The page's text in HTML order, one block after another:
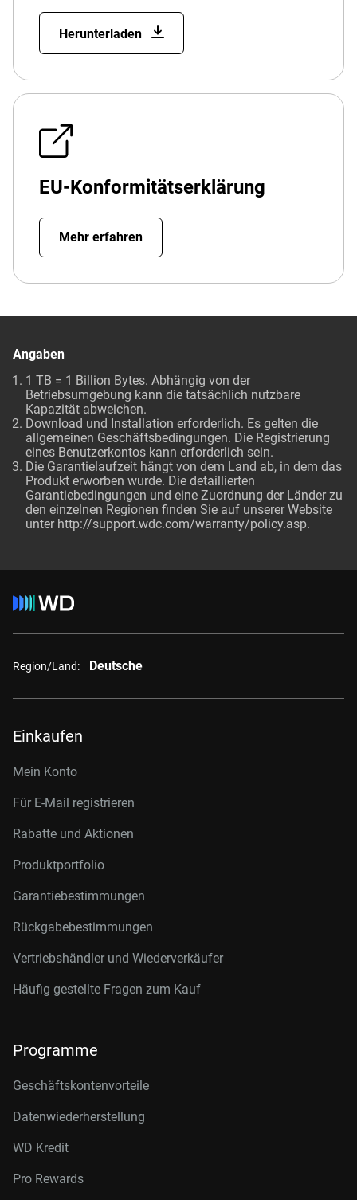
Herunterladen
EU-Konformitätserklärung
Mehr erfahren
Angaben
1 TB = 1 Billion Bytes. Abhängig von der
Betriebsumgebung kann die tatsächlich nutzbare
Kapazität abweichen.
Download und Installation erforderlich. Es gelten die
allgemeinen Geschäftsbedingungen. Die Registrierung
eines Benutzerkontos kann erforderlich sein.
Die Garantielaufzeit hängt von dem Land ab, in dem das
Produkt erworben wurde. Die detaillierten
Garantiebedingungen und eine Zuordnung der Länder zu
den einzelnen Regionen finden Sie auf unserer Website
unter http://support.wdc.com/warranty/policy.asp.
Region/Land: Deutsche
Einkaufen
Mein Konto
Für E-Mail registrieren
Rabatte und Aktionen
Produktportfolio
Garantiebestimmungen
Rückgabebestimmungen
Vertriebshändler und Wiederverkäufer
Häufig gestellte Fragen zum Kauf
Programme
Geschäftskontenvorteile
Datenwiederherstellung
WD Kredit
Pro Rewards